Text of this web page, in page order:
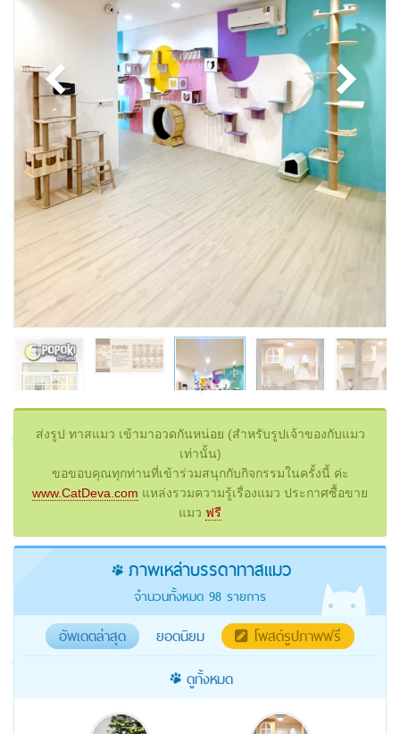
ส่งรูป ทาสแมว เข้ามาอวดกันหน่อย (สำหรับรูปเจ้าของกับแมว
เท่านั้น)
ขอขอบคุณทุกท่านที่เข้าร่วมสนุกกับกิจกรรมในครั้งนี้ ค่ะ
www.CatDeva.com แหล่งรวมความรู้เรื่องแมว ประกาศซื้อขาย
แมว ฟรี
ภาพเหล่าบรรดาทาสแมว
จำนวนทั้งหมด 98 รายการ
อัพเดตล่าสุด ยอดนิยม
โพสต์รูปภาพฟรี
ดูทั้งหมด